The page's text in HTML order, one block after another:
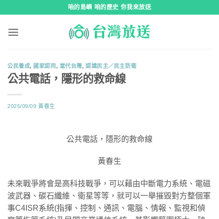
咱的島嶼 咱的歷史 你我來放送
公民養成, 國家認同, 當代台灣,認識民主／民主防衛
公共電話，隱形的救命線
2025/09/09 黃春生
公共電話，隱形的救命線
黃春生
未來戰爭將會是高科技戰爭，可以藉由中斷電力系統、電磁
波武器、碳石纖維、衛星等等，就可以一舉摧毀對方整個軍
事C4ISR系統(指揮、控制、通訊、電腦、情報、監視和偵